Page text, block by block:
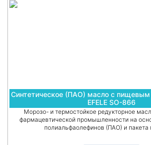
Синтетическое (ПАО) масло с пищевым
EFELE SO-866
Морозо- и термостойкое редукторное
фармацевтической промышленности на
полиальфаолефинов (ПАО) и пакета